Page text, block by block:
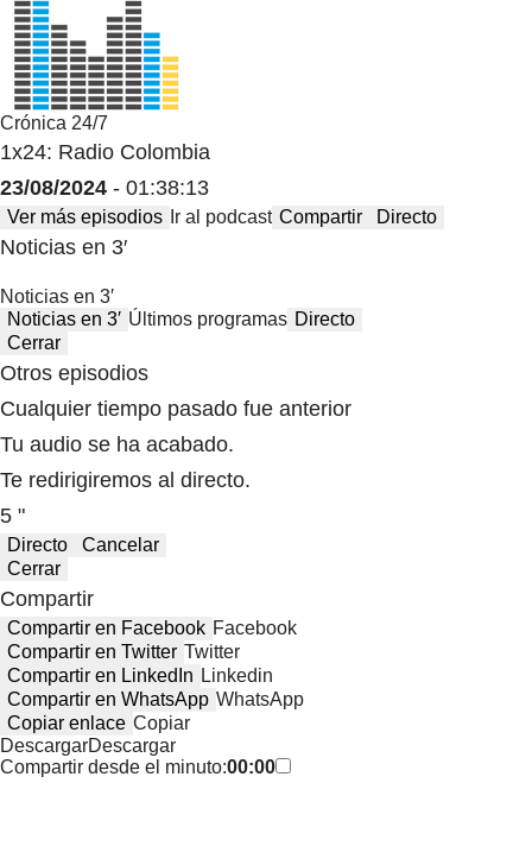
Crónica 24/7
1x24: Radio Colombia
23/08/2024 - 01:38:13
Ver más episodios Ir al podcast Compartir Directo
Noticias en 3′
Noticias en 3′
Noticias en 3′ Últimos programas Directo
Cerrar
Otros episodios
Cualquier tiempo pasado fue anterior
Tu audio se ha acabado.
Te redirigiremos al directo.
5 "
Directo
Cancelar
Cerrar
Compartir
Compartir en Facebook Facebook
Compartir en Twitter Twitter
Compartir en LinkedIn Linkedin
Compartir en WhatsApp WhatsApp
Copiar enlace Copiar
DescargarDescargar
Compartir desde el minuto:00:00